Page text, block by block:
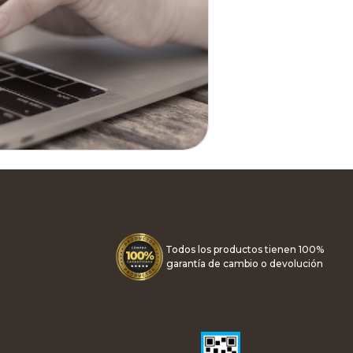
Todos los productos tienen 100%
garantía de cambio o devolución